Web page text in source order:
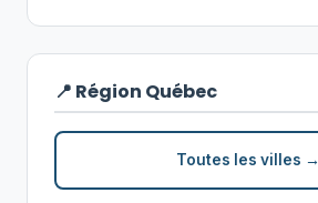
📍 Région Québec
Toutes les villes →